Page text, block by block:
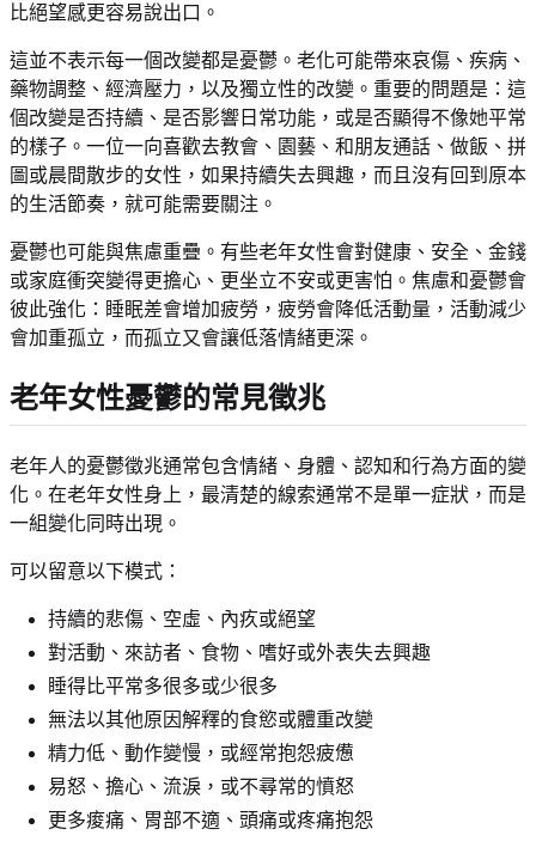
比絕望感更容易說出口。
這並不表示每一個改變都是憂鬱。老化可能帶來哀傷、疾病、
藥物調整、經濟壓力，以及獨立性的改變。重要的問題是：這
個改變是否持續、是否影響日常功能，或是否顯得不像她平常
的樣子。一位一向喜歡去教會、園藝、和朋友通話、做飯、拼
圖或晨間散步的女性，如果持續失去興趣，而且沒有回到原本
的生活節奏，就可能需要關注。
憂鬱也可能與焦慮重疊。有些老年女性會對健康、安全、金錢
或家庭衝突變得更擔心、更坐立不安或更害怕。焦慮和憂鬱會
彼此強化：睡眠差會增加疲勞，疲勞會降低活動量，活動減少
會加重孤立，而孤立又會讓低落情緒更深。
老年女性憂鬱的常見徵兆
老年人的憂鬱徵兆通常包含情緒、身體、認知和行為方面的變
化。在老年女性身上，最清楚的線索通常不是單一症狀，而是
一組變化同時出現。
可以留意以下模式：
持續的悲傷、空虛、內疚或絕望
對活動、來訪者、食物、嗜好或外表失去興趣
睡得比平常多很多或少很多
無法以其他原因解釋的食慾或體重改變
精力低、動作變慢，或經常抱怨疲憊
易怒、擔心、流淚，或不尋常的憤怒
更多痠痛、胃部不適、頭痛或疼痛抱怨